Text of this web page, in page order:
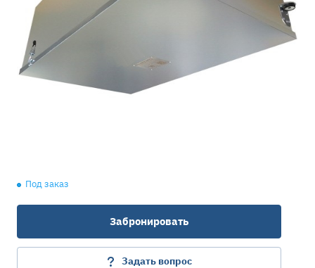
Под заказ
Забронировать
Задать вопрос